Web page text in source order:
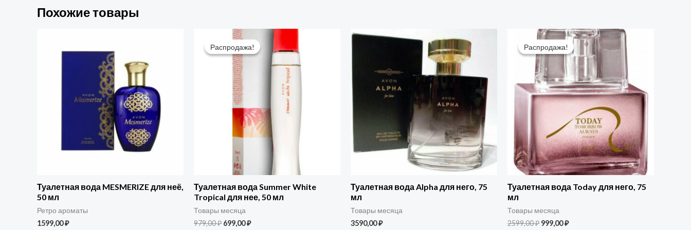
Похожие товары
Туалетная вода MESMERIZE для неё,
50 мл
Ретро ароматы
1599,00₽
Распродажа!
Распродажа!
Туалетная вода Summer White
Tropical для нее, 50 мл
Товары месяца
979,00₽
Первоначальная
цена
составляла
979,00 ₽.
699,00₽
Текущая
цена:
699,00 ₽.
Туалетная вода Alpha для него, 75
мл
Товары месяца
3590,00₽
Распродажа!
Распродажа!
Туалетная вода Today для него, 75
мл
Товары месяца
2599,00₽
Первоначальная
цена
составляла
2599,00 ₽.
999,00₽
Текущая
цена:
999,00 ₽.